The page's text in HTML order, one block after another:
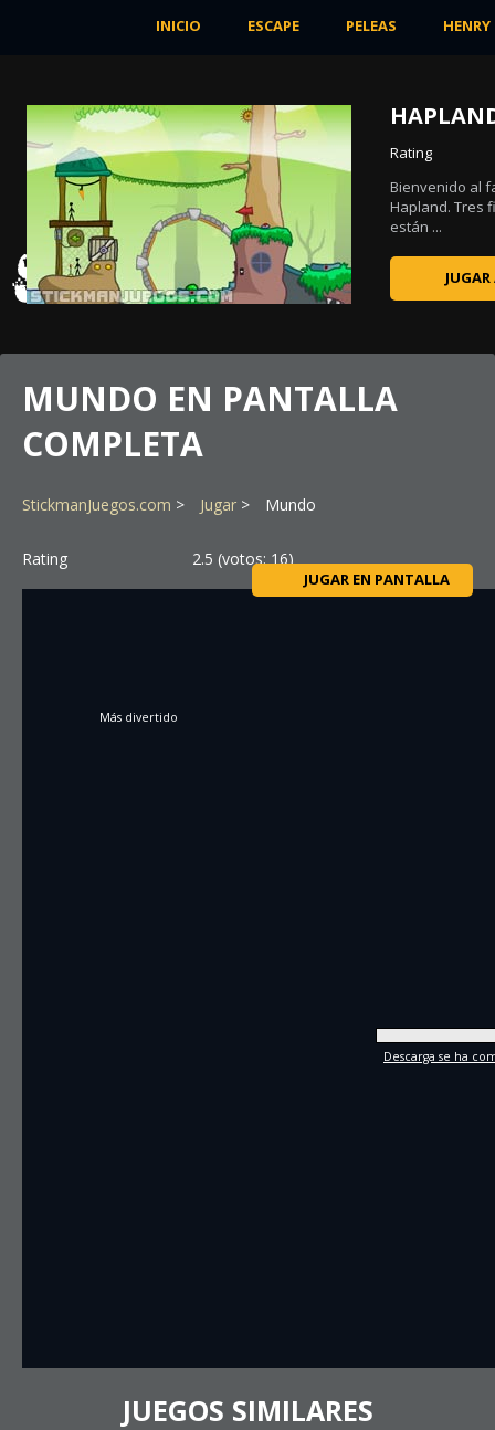
INICIO ESCAPE PELEAS
Rating
Bienvenido al
Hapland. Tres
están ...
MUNDO EN PANTALLA
COMPLETA
StickmanJuegos.com Jugar Mundo
Rating 2.5 (votos:16)
JUGAR EN PANTALLA
Más divertido
Descarga se ha
JUEGOS SIMILARES